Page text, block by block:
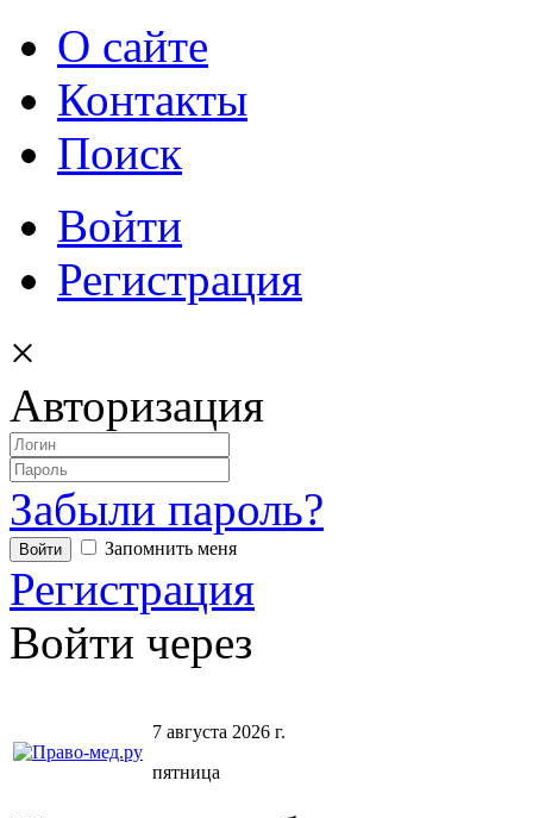
О сайте
Контакты
Поиск
Войти
Регистрация
×
Авторизация
Забыли пароль?
Запомнить меня
Регистрация
Войти через
7 августа 2026 г.
пятница